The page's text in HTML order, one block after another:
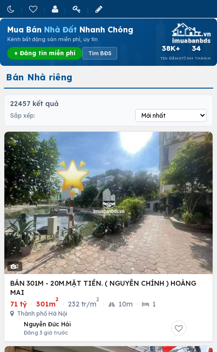
Mua Bán Nhà Đất Nhanh Chóng
Kênh bất động sản miễn phí, uy tín
+ Đăng tin miễn phí Tìm BĐS
38K+
TIN ĐĂNG
34
TỈNH THÀNH
Bán Nhà riêng
22457 kết quả
Sắp xếp:
2
BÁN 301M - 20M.MẶT TIỀN. ( NGUYỄN CHÍNH ) HOÀNG
MAI
71 tỷ · 301m
2
· 232 tr/m
2
· 10m · 1
Thành phố Hà Nội
Nguyễn Đức Hải
Đăng 3 giờ trước